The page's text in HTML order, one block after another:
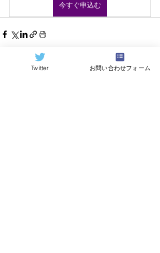
今すぐ申込む
関連記事 すべて表示
Twitter お問い合わせフォーム